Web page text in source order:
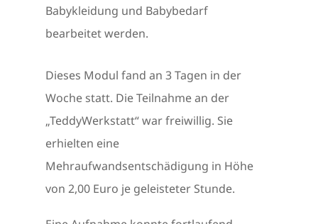
Babykleidung und Babybedarf
bearbeitet werden.
Dieses Modul fand an 3 Tagen in der
Woche statt. Die Teilnahme an der
„TeddyWerkstatt“ war freiwillig. Sie
erhielten eine
Mehraufwandsentschädigung in Höhe
von 2,00 Euro je geleisteter Stunde.